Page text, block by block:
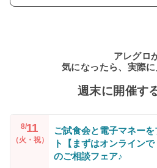
アレグロ
気になったら、実際に
週末に開催す
8/11
（火・祝）
ご試食会と電子マネーを
ト【まずはオンライン
のご相談フェア♪